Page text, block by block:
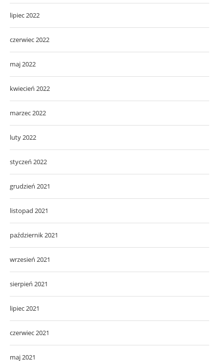
lipiec 2022
czerwiec 2022
maj 2022
kwiecień 2022
marzec 2022
luty 2022
styczeń 2022
grudzień 2021
listopad 2021
październik 2021
wrzesień 2021
sierpień 2021
lipiec 2021
czerwiec 2021
maj 2021